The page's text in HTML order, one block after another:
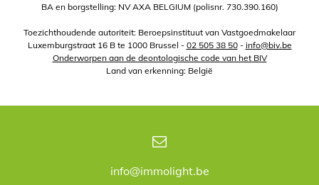
BA en borgstelling: NV AXA BELGIUM (polisnr. 730.390.160)
Toezichthoudende autoriteit: Beroepsinstituut van Vastgoedmakelaar
Luxemburgstraat 16 B te 1000 Brussel - 02 505 38 50- info@biv.be
Onderworpen aan de deontologische code van het BIV
Land van erkenning: België
info@immolight.be